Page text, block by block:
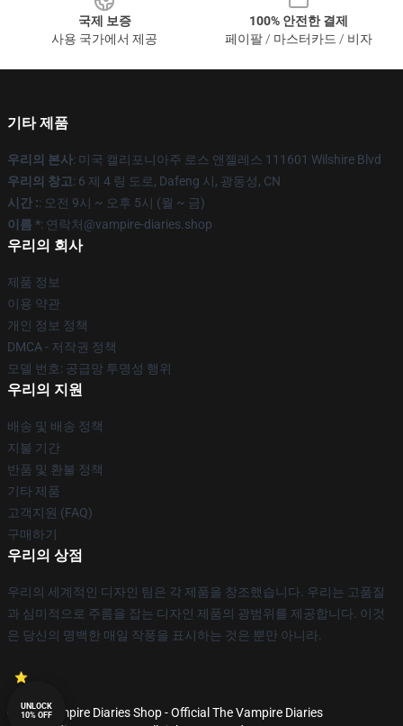
국제 보증
사용 국가에서 제공
100% 안전한 결제
페이팔 / 마스터카드 / 비자
기타 제품
우리의 본사: 미국 캘리포니아주 로스 앤젤레스 111601 Wilshire Blvd
우리의 창고: 6 제 4 링 도로, Dafeng 시, 광동성, CN
시간 :: 오전 9시 ~ 오후 5시 (월 ~ 금)
이름 *: 연락처@vampire-diaries.shop
우리의 회사
제품 정보
이용 약관
개인 정보 정책
DMCA - 저작권 정책
모델 번호: 공급망 투명성 행위
우리의 지원
배송 및 배송 정책
지불 기간
반품 및 환불 정책
기타 제품
고객지원 (FAQ)
구매하기
우리의 상점
우리의 세계적인 디자인 팀은 각 제품을 창조했습니다. 우리는 고품질
과 심미적으로 주름을 잡는 디자인 제품의 광범위를 제공합니다. 이것
은 당신의 명백한 매일 작풍을 표시하는 것은 뿐만 아니라.
© The Vampire Diaries Shop - Official The Vampire Diaries
UNLOCK
10% OFF